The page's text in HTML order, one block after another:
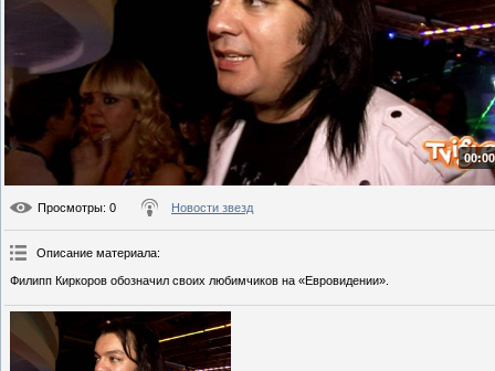
Просмотры: 0 Новости звезд
Описание материала:
Филипп Киркоров обозначил своих любимчиков на «Евровидении».